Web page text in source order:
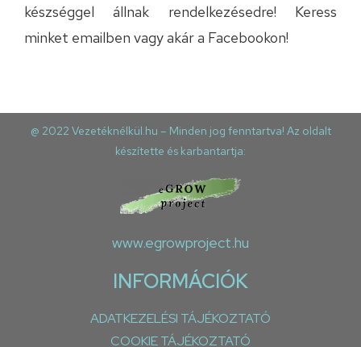
készséggel állnak rendelkezésedre! Keress
minket emailben vagy akár a Facebookon!
@ 2022 Vezetéknélkül.hu – Minden jog fenntartva! Az oldalt
készítette és karbantartja:
www.egrowproject.hu
INFORMÁCIÓK
ADATKEZELÉSI TÁJÉKOZTATÓ
COOKIE TÁJÉKOZTATÓ